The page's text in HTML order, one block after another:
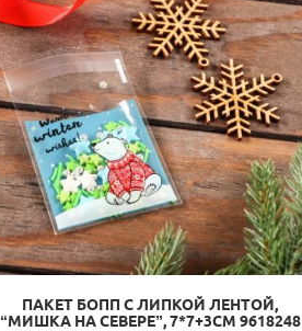
ПАКЕТ БОПП С ЛИПКОЙ ЛЕНТОЙ,
“МИШКА НА СЕВЕРЕ”, 7*7+3СМ 9618248